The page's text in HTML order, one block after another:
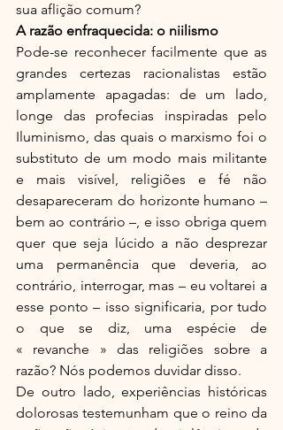
sua aflição comum?
A razão enfraquecida: o niilismo
Pode-se reconhecer facilmente que as
grandes certezas racionalistas estão
amplamente apagadas: de um lado,
longe das profecias inspiradas pelo
Iluminismo, das quais o marxismo foi o
substituto de um modo mais militante
e mais visível, religiões e fé não
desapareceram do horizonte humano –
bem ao contrário –, e isso obriga quem
quer que seja lúcido a não desprezar
uma permanência que deveria, ao
contrário, interrogar, mas – eu voltarei a
esse ponto – isso significaria, por tudo
o que se diz, uma espécie de
« revanche » das religiões sobre a
razão? Nós podemos duvidar disso.
De outro lado, experiências históricas
dolorosas testemunham que o reino da